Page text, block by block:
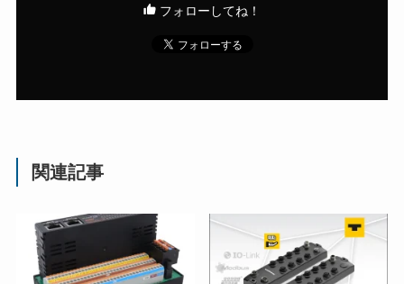
フォローしてね！
関連記事